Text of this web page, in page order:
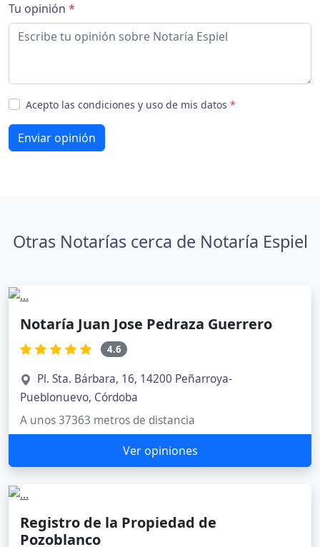
Tu opinión *
Acepto las condiciones y uso de mis datos *
Enviar opinión
Otras Notarías cerca de Notaría Espiel
Notaría Juan Jose Pedraza Guerrero
4.6
Pl. Sta. Bárbara, 16, 14200 Peñarroya-
Pueblonuevo, Córdoba
A unos 37363 metros de distancia
Ver opiniones
Registro de la Propiedad de
Pozoblanco